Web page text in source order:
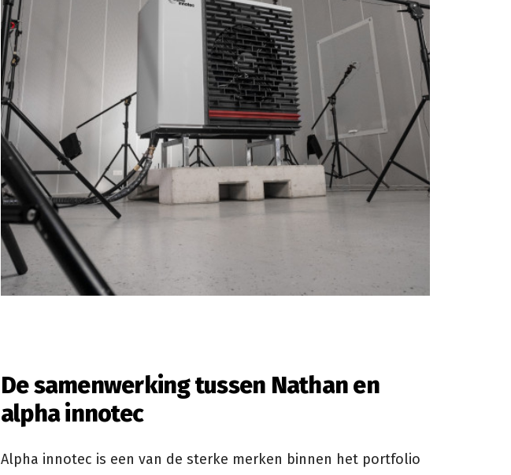
De samenwerking tussen Nathan en
alpha innotec
Alpha innotec is een van de sterke merken binnen het portfolio